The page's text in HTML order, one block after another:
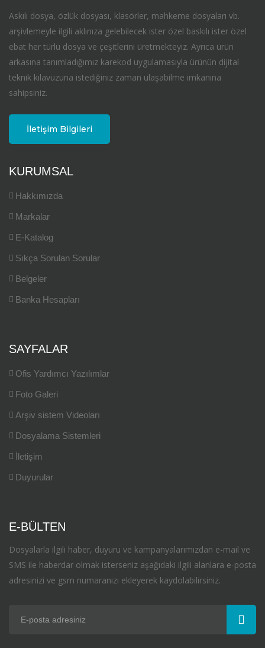
Askılı dosya, özlük dosyası, klasörler, mahkeme dosyaları vb.
arşivlemeyle ilgili aklınıza gelebilecek ister özel baskılı ister özel
ebat her türlü dosya ve çeşitlerini üretmekteyiz. Ayrıca ürün
arkasına tanımladığımız karekod uygulamasıyla ürünün dijital
teknik kılavuzuna istediğiniz zaman ulaşabilme imkanına
sahipsiniz.
İletişim Bilgileri
KURUMSAL
Hakkımızda
Markalar
E-Katalog
Sıkça Sorulan Sorular
Belgeler
Banka Hesapları
SAYFALAR
Ofis Yardımcı Yazılımlar
Foto Galeri
Arşiv sistem Videoları
Dosyalama Sistemleri
İletişim
Duyurular
E-BÜLTEN
Dosyalarla ilgili haber, duyuru ve kampanyalarımızdan e-mail ve
SMS ile haberdar olmak isterseniz aşağıdaki ilgili alanlara e-posta
adresinizi ve gsm numaranızı ekleyerek kaydolabilirsiniz.